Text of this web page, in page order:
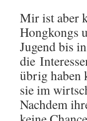
Mir ist aber
Hongkongs
Jugend bis
die
übrig haben
sie im
Nachdem